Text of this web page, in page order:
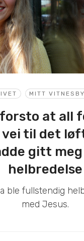
MITT
at all
til det
gitt
helbredelse
ble fullstendig
med Jesus.